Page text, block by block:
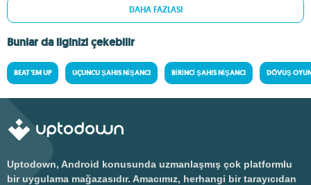
DAHA FAZLASI
Bunlar da ilginizi çekebilir
BEAT 'EM UP ÜÇÜNCÜ ŞAHIS NIŞANCI BIRINCI ŞAHIS NIŞANCI DÖVÜŞ
Uptodown, Android konusunda uzmanlaşmış çok platformlu
bir uygulama mağazasıdır. Amacımız, herhangi bir tarayıcıdan